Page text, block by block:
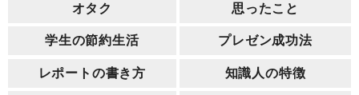
オタク 思ったこと
学生の節約生活 プレゼン成功法
レポートの書き方 知識人の特徴